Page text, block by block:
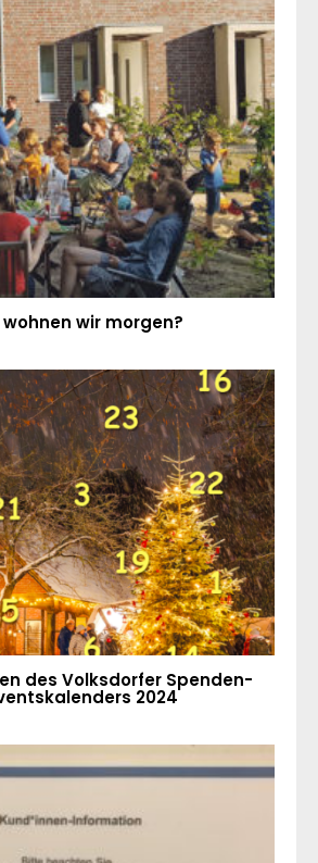
wohnen wir morgen?
des Volksdorfer Spenden-
2024